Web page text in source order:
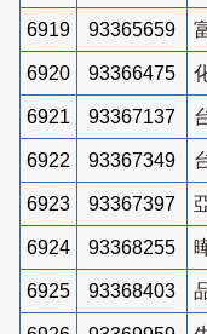
6919 93365659
6920 93366475
6921 93367137
6922 93367349
6923 93367397
6924 93368255
6925 93368403